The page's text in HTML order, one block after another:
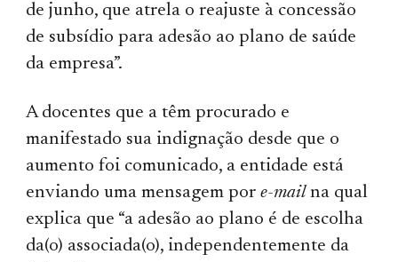
de junho, que atrela o reajuste à concessão
de subsídio para adesão ao plano de saúde
da empresa”.
A docentes que a têm procurado e
manifestado sua indignação desde que o
aumento foi comunicado, a entidade está
enviando uma mensagem pore-mailna qual
explica que “a adesão ao plano é de escolha
da(o) associada(o), independentemente da